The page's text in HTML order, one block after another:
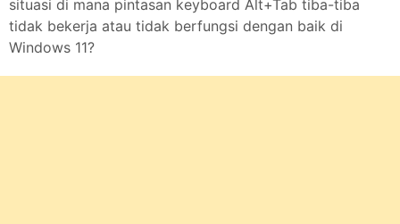
situasi di mana pintasan keyboard Alt+Tab tiba-tiba
tidak bekerja atau tidak berfungsi dengan baik di
Windows 11?